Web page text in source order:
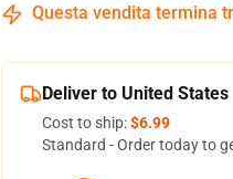
Questa vendita termina
Deliver to United States
Cost to ship:$6.99
Standard - Order today to